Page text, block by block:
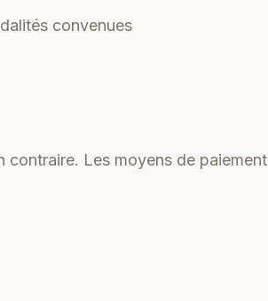
convenues
contraire. Les moyens de paiement